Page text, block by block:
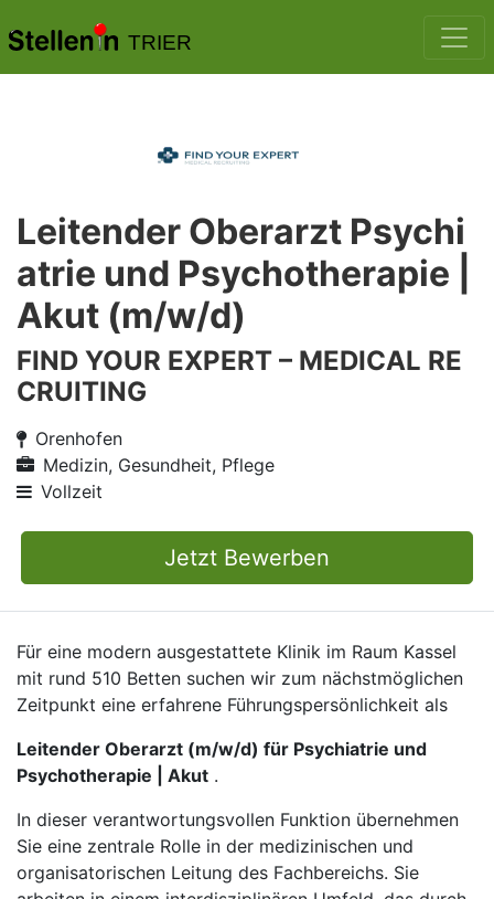
TRIER
Leitender Oberarzt Psychi
atrie und Psychotherapie |
Akut (m/w/d)
FIND YOUR EXPERT – MEDICAL RE
CRUITING
Orenhofen
Medizin, Gesundheit, Pflege
Vollzeit
Jetzt Bewerben
Für eine modern ausgestattete Klinik im Raum Kassel
mit rund 510 Betten suchen wir zum nächstmöglichen
Zeitpunkt eine erfahrene Führungspersönlichkeit als
Leitender Oberarzt (m/w/d) für Psychiatrie und
Psychotherapie | Akut .
In dieser verantwortungsvollen Funktion übernehmen
Sie eine zentrale Rolle in der medizinischen und
organisatorischen Leitung des Fachbereichs. Sie